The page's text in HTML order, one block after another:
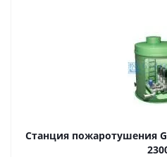
Станция пожаротушения